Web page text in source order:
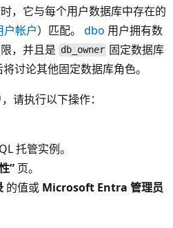
，它与每个用户数据库中存在的
户帐户）匹配。dbo 用户拥有数
，并且是 db_owner 固定数据库
讨论其他固定数据库角色。
请执行以下操作：
托管实例。
” 页。
的值或 Microsoft Entra 管理员